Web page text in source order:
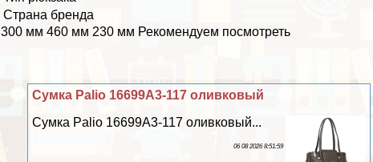
Страна бренда
300 мм 460 мм 230 мм Рекомендуем посмотреть
Сумка Palio 16699A3-117 оливковый
Сумка Palio 16699A3-117 оливковый...
06 08 2026 8:51:59